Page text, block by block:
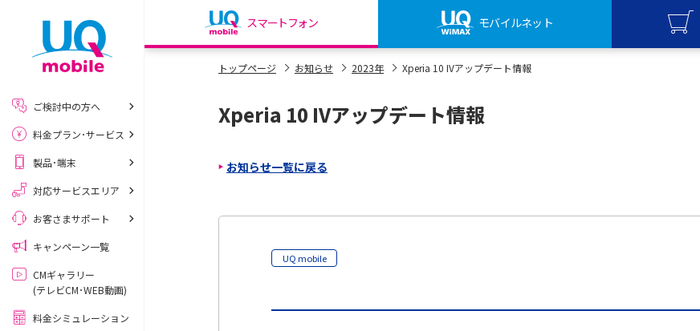
スマートフォン モバイルネット
my UQ WiMAX
My UQ mobile
UQ mobile
トップページ お知らせ 2023年 Xperia 10 IVアップデート情報
Xperia 10 IVアップデート情報
お知らせ一覧に戻る
UQ mobile
ご検討中の方へ
料金プラン･サービス
製品･端末
対応サービスエリア
お客さまサポート
キャンペーン一覧
CMギャラリー
(テレビCM･WEB動画)
料金シミュレーション